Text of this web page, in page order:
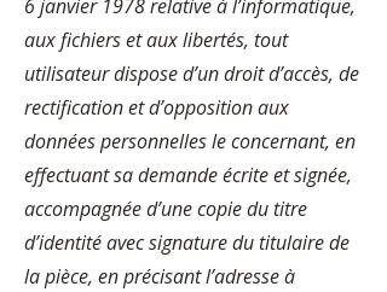
6 janvier 1978 relative à l’informatique,
aux fichiers et aux libertés, tout
utilisateur dispose d’un droit d’accès, de
rectification et d’opposition aux
données personnelles le concernant, en
effectuant sa demande écrite et signée,
accompagnée d’une copie du titre
d’identité avec signature du titulaire de
la pièce, en précisant l’adresse à